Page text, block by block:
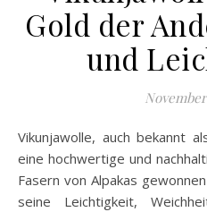
Gold der
und
Vikunjawolle, auch bekannt als das “Gold der Anden”, ist
eine hochwertige und
Fasern von Alpakas
seine Leichtigkeit,